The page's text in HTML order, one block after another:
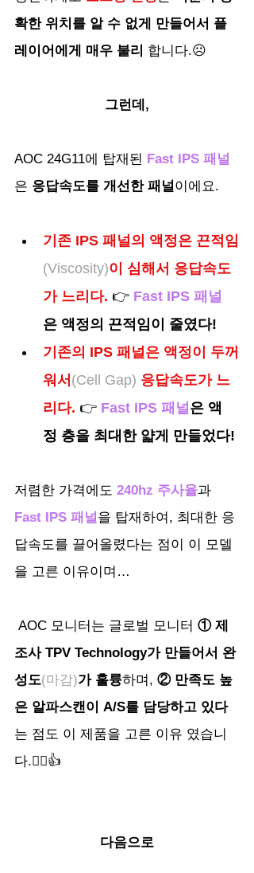
확한 위치를 알 수 없게 만들어서 플
레이어에게 매우 불리 합니다.☹️
그런데,
AOC 24G11에 탑재된 Fast IPS 패널
은 응답속도를 개선한 패널 이에요.
기존 IPS 패널의 액정은 끈적임
(Viscosity)이 심해서 응답속도
가 느리다. 👉 Fast IPS 패널
은 액정의 끈적임이 줄였다!
기존의 IPS 패널은 액정이 두꺼
워서 (Cell Gap) 응답속도가 느
리다. 👉 Fast IPS 패널 은 액
정 층을 최대한 얇게 만들었다!
저렴한 가격에도 240hz 주사율과
Fast IPS 패널 을 탑재하여, 최대한 응
답속도를 끌어올렸다는 점이 이 모델
을 고른 이유이며…
AOC 모니터는 글로벌 모니터 ① 제
조사 TPV Technology가 만들어서 완
성도(마감)가 훌륭하며, ② 만족도 높
은 알파스캔이 A/S를 담당하고 있다
는 점도 이 제품을 고른 이유 였습니
다.🙂‍↕️👍
다음으로